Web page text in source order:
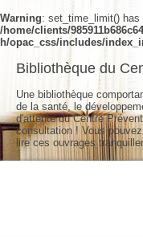
Warning: set_time_limit()
/home/clients/
h/opac_css/includes/
Bibliothèque du
Une bibliothèque
de la santé, le
d'attente du Centre
consultation ! Vous
lire ces ouvrages